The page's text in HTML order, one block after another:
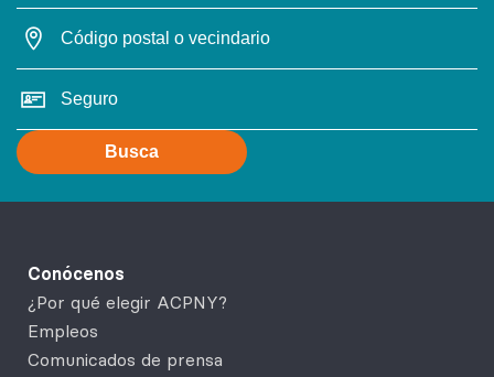
Busca
Conócenos
¿Por qué elegir ACPNY?
Empleos
Comunicados de prensa